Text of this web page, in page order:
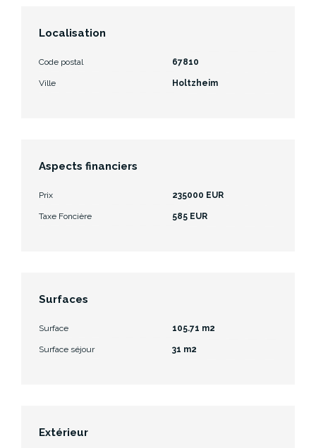
Localisation
Code postal 67810
Ville Holtzheim
Aspects financiers
Prix 235000 EUR
Taxe Foncière 585 EUR
Surfaces
Surface 105.71 m2
Surface séjour 31 m2
Extérieur